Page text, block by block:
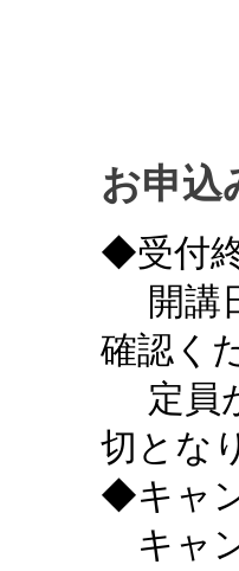
お申込
◆受付
開講
確認く
定員
切とな
◆キャ
キャ